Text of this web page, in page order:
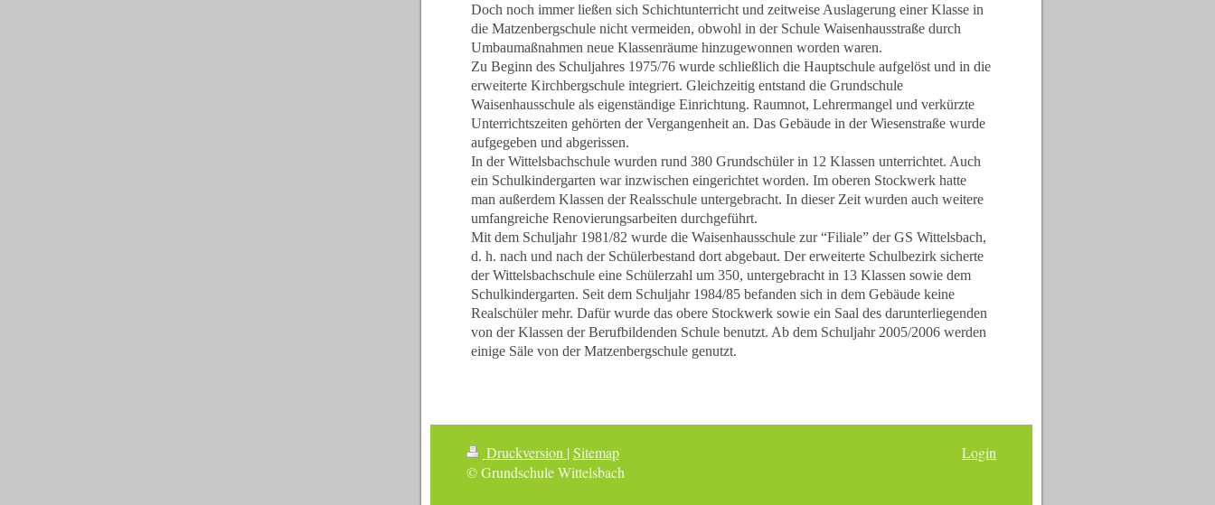
Doch noch immer ließen sich Schichtunterricht und zeitweise Auslagerung einer Klasse in
die Matzenbergschule nicht vermeiden, obwohl in der Schule Waisenhausstraße durch
Umbaumaßnahmen neue Klassenräume hinzugewonnen worden waren.
Zu Beginn des Schuljahres 1975/76 wurde schließlich die Hauptschule aufgelöst und in die
erweiterte Kirchbergschule integriert. Gleichzeitig entstand die Grundschule
Waisenhausschule als eigenständige Einrichtung. Raumnot, Lehrermangel und verkürzte
Unterrichtszeiten gehörten der Vergangenheit an. Das Gebäude in der Wiesenstraße wurde
aufgegeben und abgerissen.
In der Wittelsbachschule wurden rund 380 Grundschüler in 12 Klassen unterrichtet. Auch
ein Schulkindergarten war inzwischen eingerichtet worden. Im oberen Stockwerk hatte
man außerdem Klassen der Realsschule untergebracht. In dieser Zeit wurden auch weitere
umfangreiche Renovierungsarbeiten durchgeführt.
Mit dem Schuljahr 1981/82 wurde die Waisenhausschule zur “Filiale” der GS Wittelsbach,
d. h. nach und nach der Schülerbestand dort abgebaut. Der erweiterte Schulbezirk sicherte
der Wittelsbachschule eine Schülerzahl um 350, untergebracht in 13 Klassen sowie dem
Schulkindergarten. Seit dem Schuljahr 1984/85 befanden sich in dem Gebäude keine
Realschüler mehr. Dafür wurde das obere Stockwerk sowie ein Saal des darunterliegenden
von der Klassen der Berufbildenden Schule benutzt. Ab dem Schuljahr 2005/2006 werden
einige Säle von der Matzenbergschule genutzt.
Druckversion | Sitemap
© Grundschule Wittelsbach
Login